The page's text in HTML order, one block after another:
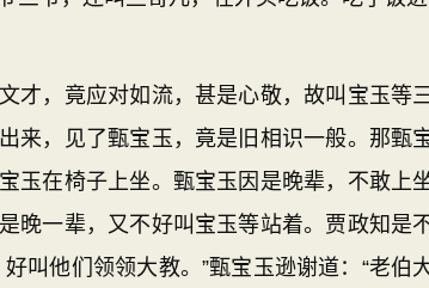
，竟应对如流，甚是心敬，故叫宝玉等
来，见了甄宝玉，竟是旧相识一般。那甄
玉在椅子上坐。甄宝玉因是晚辈，不敢上
晚一辈，又不好叫宝玉等站着。贾政知是
叫他们领领大教。”甄宝玉逊谢道：“老伯